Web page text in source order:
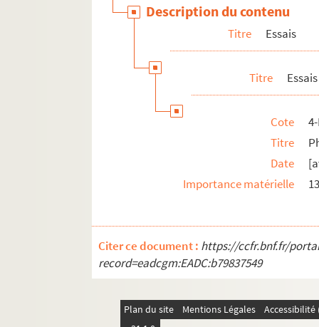
Description du contenu
Titre Essais
Titre
Cote
Titre
Date
Importance matérielle
Citer ce document : https://ccfr.bnf.fr/
record=eadcgm:EADC:b79837549
Plan du site Mentions Légales